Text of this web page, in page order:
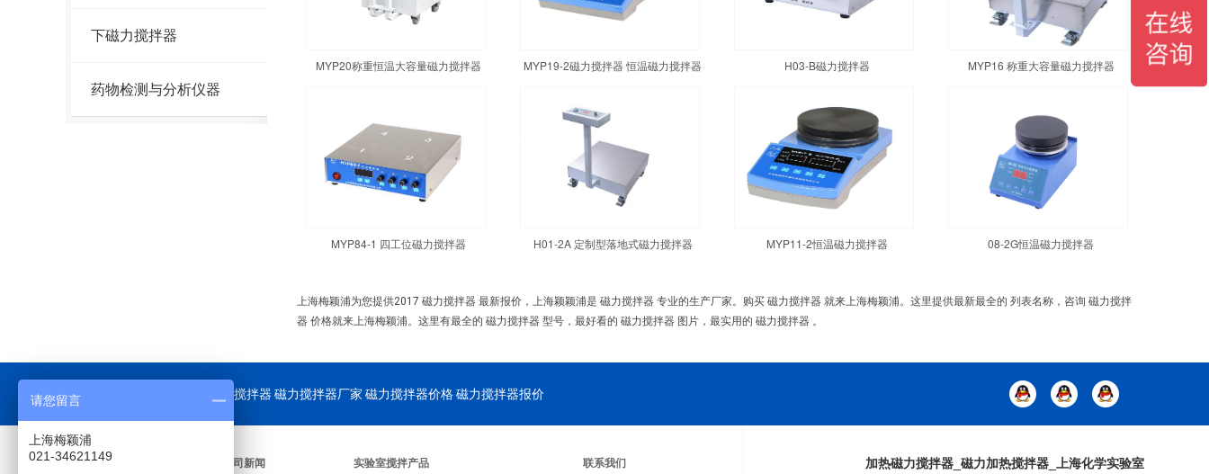
下磁力搅拌器
药物检测与分析仪器
MYP20称重恒温大容量磁力搅拌器 MYP19-2磁力搅拌器 恒温磁力搅拌器 H03-B磁力搅拌器 MYP16 称重大容量磁力搅拌器
MYP84-1 四工位磁力搅拌器 H01-2A 定制型落地式磁力搅拌器 MYP11-2恒温磁力搅拌器 08-2G恒温磁力搅拌器
上海梅颖浦为您提供2017 磁力搅拌器 最新报价，上海颖颖浦是 磁力搅拌器 专业的生产厂家。购买 磁力搅拌器 就来上海梅颖浦。这里提供最新最全的 列表名称，咨询 磁力搅拌
器 价格就来上海梅颖浦。这里有最全的 磁力搅拌器 型号，最好看的 磁力搅拌器 图片，最实用的 磁力搅拌器 。
公司重点供应： 磁力搅拌器 磁力搅拌器厂家 磁力搅拌器价格 磁力搅拌器报价
关于我们 公司新闻 实验室搅拌产品 联系我们 加热磁力搅拌器_磁力加热搅拌器_上海化学实验室
请您留言
上海梅颖浦
021-34621149